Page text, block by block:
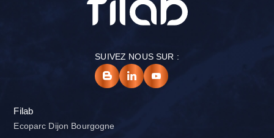
SUIVEZ NOUS SUR :
Filab
Ecoparc Dijon Bourgogne